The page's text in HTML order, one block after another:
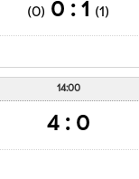
(1)
1 : 0
(0)
14:00
0 : 4